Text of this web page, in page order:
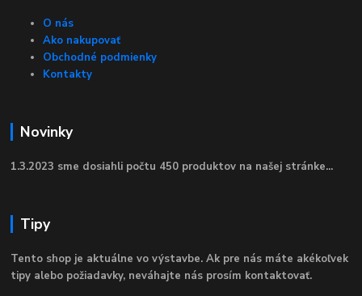
O nás
Ako nakupovať
Obchodné podmienky
Kontakty
Novinky
1.3.2023 sme dosiahli počtu 450 produktov na našej stránke...
Tipy
Tento shop je aktuálne vo výstavbe. Ak pre nás máte akékoľvek
tipy alebo požiadavky, neváhajte nás prosím kontaktovať.